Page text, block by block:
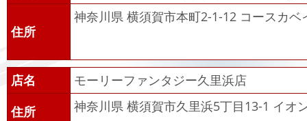
住所
神奈川県 横須賀市本町2-1-12 コースカベ
店名
モーリーファンタジー久里浜店
住所
神奈川県 横須賀市久里浜5丁目13-1 イオ